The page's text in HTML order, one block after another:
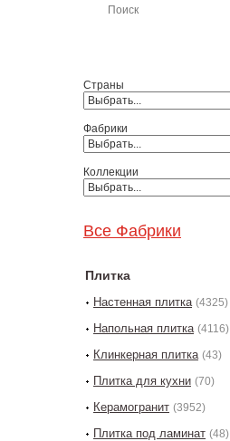
Страны
Фабрики
Коллекции
Все Фабрики
Плитка
Настенная плитка (4325)
Напольная плитка (4116)
Клинкерная плитка (43)
Плитка для кухни (70)
Керамогранит (3952)
Плитка под ламинат (48)